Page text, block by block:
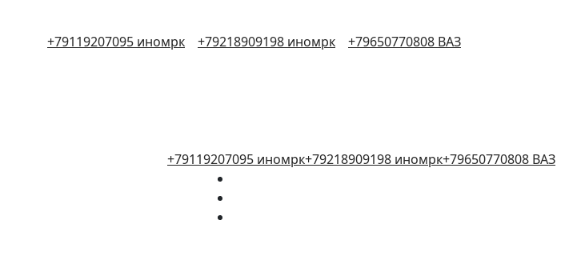
+79119207095 иномрк +79218909198 иномрк +79650770808 ВАЗ
+79119207095 иномрк+79218909198 иномрк+79650770808 ВАЗ